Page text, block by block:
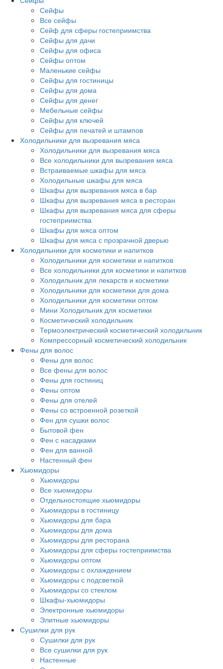
Сейфы
Все сейфы
Сейф для сферы гостеприимства
Сейфы для дачи
Сейфы для офиса
Сейфы оптом
Маленькие сейфы
Сейфы для гостиницы
Сейфы для дома
Сейфы для денег
Мебельные сейфы
Сейфы для ключей
Сейфы для печатей и штампов
Холодильники для вызревания мяса
Холодильники для вызревания мяса
Все холодильники для вызревания мяса
Встраиваемые шкафы для мяса
Холодильные шкафы для мяса
Шкафы для вызревания мяса в бар
Шкафы для вызревания мяса в ресторан
Шкафы для вызревания мяса для сферы
гостеприимства
Шкафы для мяса оптом
Шкафы для мяса с прозрачной дверью
Холодильники для косметики и напитков
Холодильники для косметики и напитков
Все холодильники для косметики и напитков
Холодильник для лекарств и косметики
Холодильники для косметики для дома
Холодильники для косметики оптом
Мини Холодильник для косметики
Косметический холодильник
Термоэлектрический косметический холодильник
Компрессорный косметический холодильник
Фены для волос
Фены для волос
Все фены для волос
Фены для гостиниц
Фены оптом
Фены для отелей
Фены со встроенной розеткой
Фен для сушки волос
Бытовой фен
Фен с насадками
Фен для ванной
Настенный фен
Хьюмидоры
Хьюмидоры
Все хьюмидоры
Отдельностоящие хьюмидоры
Хьюмидоры в гостиницу
Хьюмидоры для бара
Хьюмидоры для дома
Хьюмидоры для ресторана
Хьюмидоры для сферы гостеприимства
Хьюмидоры оптом
Хьюмидоры с охлаждением
Хьюмидоры с подсветкой
Хьюмидоры со стеклом
Шкафы-хьюмидоры
Электронные хьюмидоры
Элитные хьюмидоры
Сушилки для рук
Сушилки для рук
Все сушилки для рук
Настенные